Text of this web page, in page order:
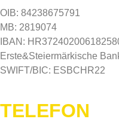
OIB: 84238675791
MB: 2819074
IBAN:
Erste&Steiermärkische
SWIFT/BIC: ESBCHR22
TELEFON